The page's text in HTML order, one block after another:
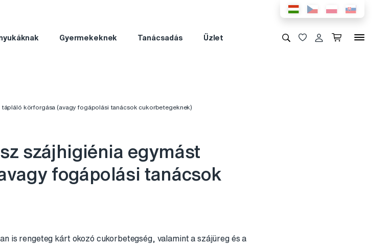
Gyermekeknek Tanácsadás Üzlet
tápláló körforgása (avagy fogápolási tanácsok cukorbetegeknek)
szájhigiénia egymást
fogápolási tanácsok
is rengeteg kárt okozó cukorbetegség, valamint a szájüreg és a